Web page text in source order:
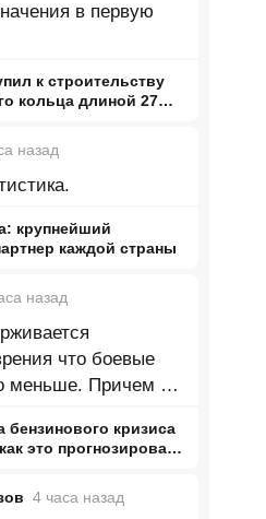
в первую
к строительству
кольца длиной 27
назад
крупнейший
каждой страны
назад
что боевые
меньше. Причем по
бензинового кризиса
это прогнозировал
4 часа назад